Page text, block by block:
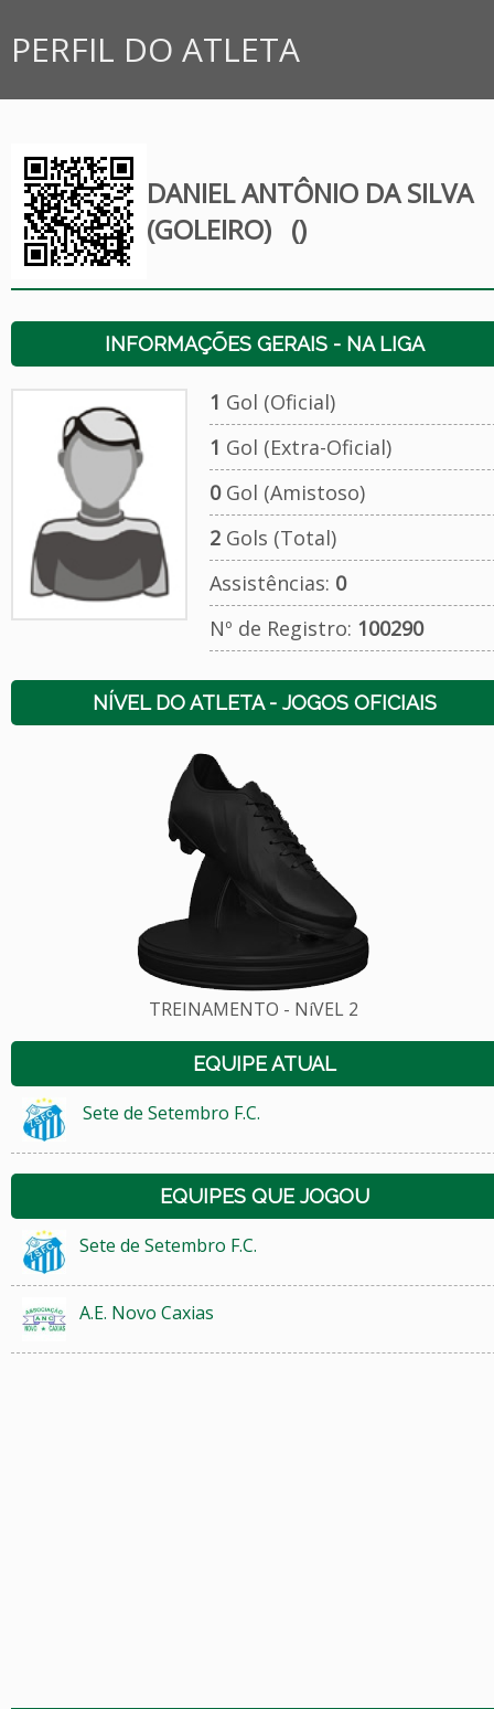
PERFIL DO ATLETA
DANIEL ANTÔNIO DA SILVA
(GOLEIRO) ()
INFORMAÇÕES GERAIS - NA LIGA
1 Gol (Oficial)
1 Gol (Extra-Oficial)
0Gol (Amistoso)
2Gols (Total)
Assistências: 0
Nº de Registro: 100290
NÍVEL DO ATLETA - JOGOS OFICIAIS
TREINAMENTO - NíVEL 2
EQUIPE ATUAL
Sete de Setembro F.C.
EQUIPES QUE JOGOU
Sete de Setembro F.C.
A.E. Novo Caxias